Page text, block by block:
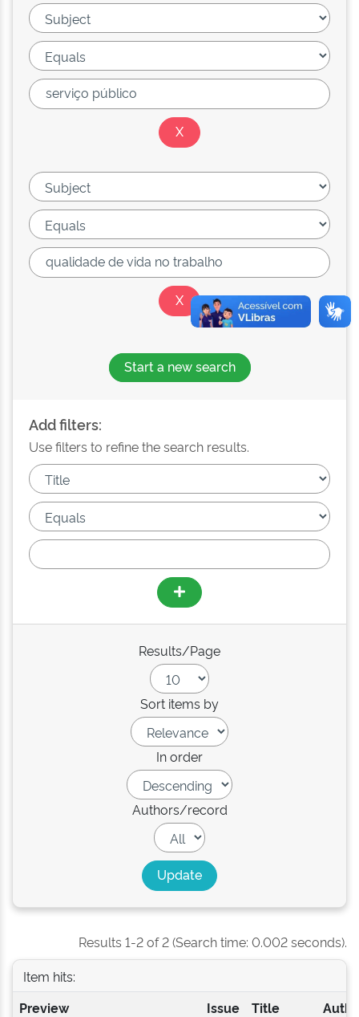
Start a new search
Add filters:
Use filters to refine the search results.
Results/Page
Sort items by
In order
Authors/record
Results 1-2 of 2 (Search time: 0.002 seconds).
Item hits:
Preview
Issue
Title